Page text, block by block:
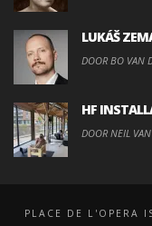
LUKÁŠ
DOOR BO VAN
HF
DOOR NEIL
PLACE DE L'OPERA